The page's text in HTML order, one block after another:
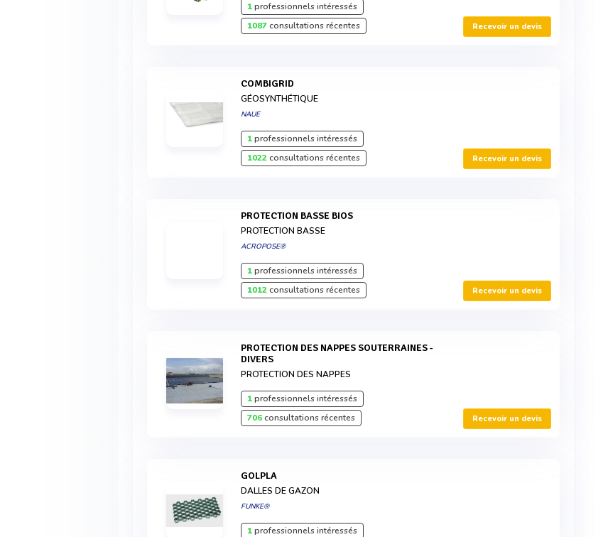
1professionnels intéressés
1087consultations récentes Recevoir un devis
COMBIGRID
GÉOSYNTHÉTIQUE
NAUE
1professionnels intéressés
1022consultations récentes Recevoir un devis
PROTECTION BASSE BIOS
PROTECTION BASSE
ACROPOSE®
1professionnels intéressés
1012consultations récentes Recevoir un devis
PROTECTION DES NAPPES SOUTERRAINES -
DIVERS
PROTECTION DES NAPPES
1professionnels intéressés
706consultations récentes Recevoir un devis
GOLPLA
DALLES DE GAZON
FUNKE®
1professionnels intéressés